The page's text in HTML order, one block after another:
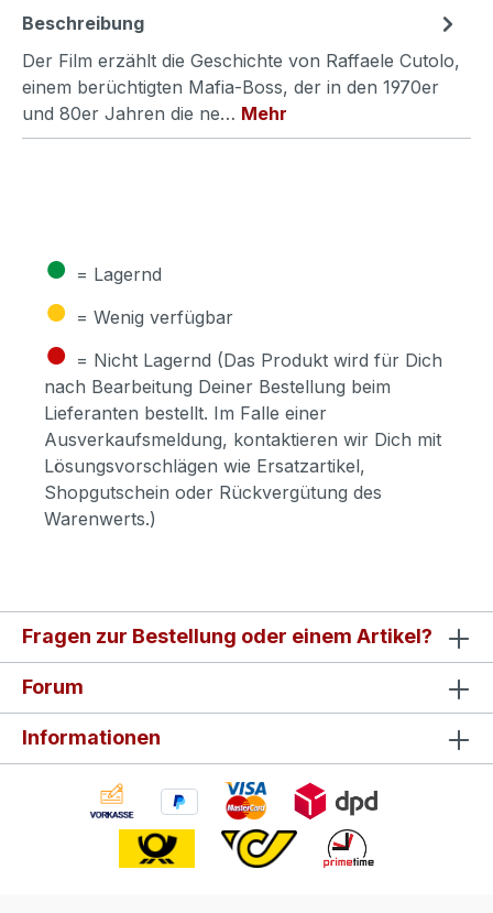
Beschreibung
Der Film erzählt die Geschichte von Raffaele Cutolo,
einem berüchtigten Mafia-Boss, der in den 1970er
und 80er Jahren die ne… Mehr
● = Lagernd
● = Wenig verfügbar
● = Nicht Lagernd (Das Produkt wird für Dich
nach Bearbeitung Deiner Bestellung beim
Lieferanten bestellt. Im Falle einer
Ausverkaufsmeldung, kontaktieren wir Dich mit
Lösungsvorschlägen wie Ersatzartikel,
Shopgutschein oder Rückvergütung des
Warenwerts.)
Fragen zur Bestellung oder einem Artikel?
Forum
Informationen